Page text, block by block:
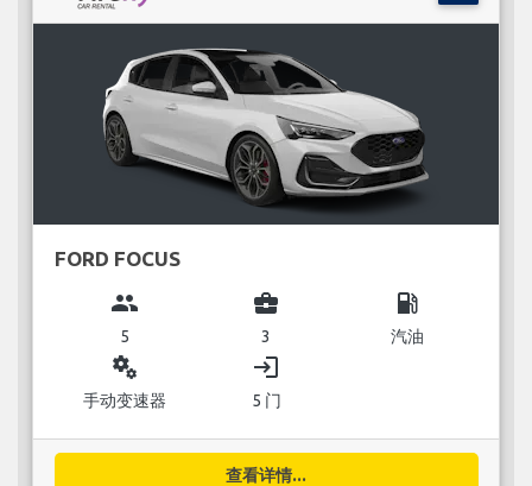
FORD FOCUS
group
5
business_center
3
local_gas_station
汽油
miscellaneous_services
手动变速器
login
5 门
查看详情...